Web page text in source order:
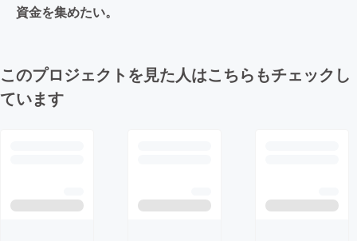
資金を集めたい。
このプロジェクトを見た人はこちらもチェックし
ています